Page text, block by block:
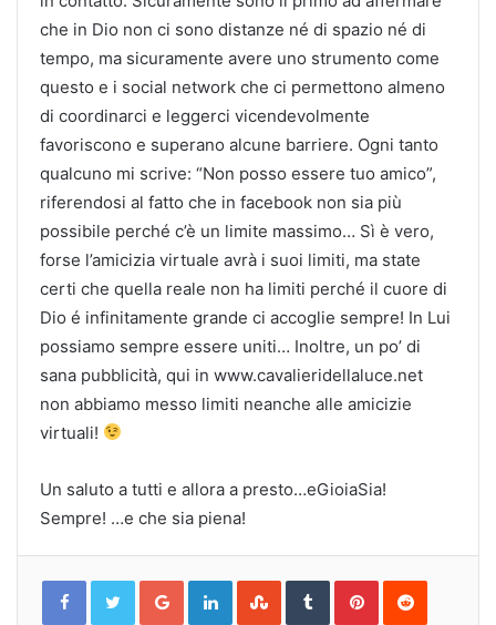
che in Dio non ci sono distanze né di spazio né di
tempo, ma sicuramente avere uno strumento come
questo e i social network che ci permettono almeno
di coordinarci e leggerci vicendevolmente
favoriscono e superano alcune barriere. Ogni tanto
qualcuno mi scrive: “Non posso essere tuo amico”,
riferendosi al fatto che in facebook non sia più
possibile perché c’è un limite massimo… Sì è vero,
forse l’amicizia virtuale avrà i suoi limiti, ma state
certi che quella reale non ha limiti perché il cuore di
Dio é infinitamente grande ci accoglie sempre! In Lui
possiamo sempre essere uniti… Inoltre, un po’ di
sana pubblicità, qui in www.cavalieridellaluce.net
non abbiamo messo limiti neanche alle amicizie
virtuali!
Un saluto a tutti e allora a presto…eGioiaSia!
Sempre! …e che sia piena!
Google+LinkedInStumbleUpon
TumblrPinterestReddit